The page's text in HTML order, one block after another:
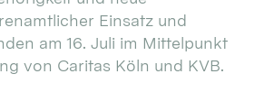
Einsatz und
am 16. Juli im Mittelpunkt
von Caritas Köln und KVB.